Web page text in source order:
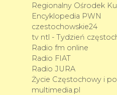
Regionalny Ośrodek
Encyklopedia PWN
czestochowskie24
tv ntl - Tydzień
Radio fm online
Radio FIAT
Radio JURA
Życie Częstochowy i
multimedia.pl